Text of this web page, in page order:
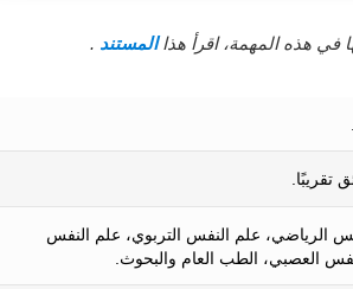
في هذه المهمة، اقرأ هذاالمستند .
الرياضي، علم النفس التربوي، علم النفس
العصبي، الطب العام والبحوث.